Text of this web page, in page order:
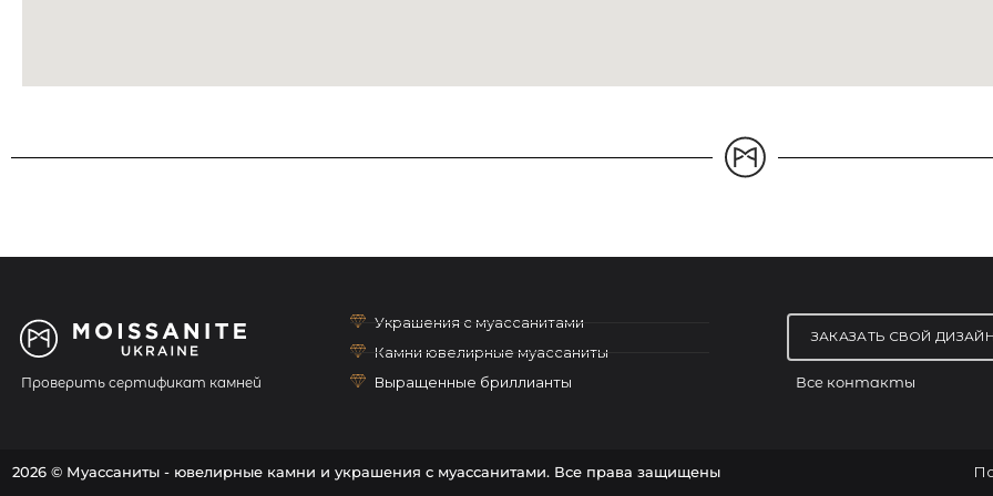
Проверить сертификат камней
Украшения с муассанитами
Камни ювелирные муассаниты
Выращенные бриллианты
ЗАКАЗАТЬ СВОЙ ДИЗАЙН
Все контакты
2026 © Муассаниты - ювелирные камни и украшения с муассанитами. Все права защищены